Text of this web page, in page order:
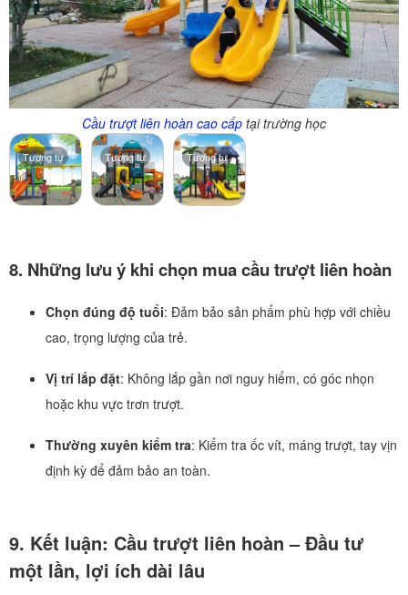
Cầu trượt liên hoàn cao cấp tại trường học
Tương tự Tương tự Tương tự
8. Những lưu ý khi chọn mua cầu trượt liên hoàn
Chọn đúng độ tuổi: Đảm bảo sản phẩm phù hợp với chiều
cao, trọng lượng của trẻ.
Vị trí lắp đặt: Không lắp gần nơi nguy hiểm, có góc nhọn
hoặc khu vực trơn trượt.
Thường xuyên kiểm tra: Kiểm tra ốc vít, máng trượt, tay vịn
định kỳ để đảm bảo an toàn.
9. Kết luận: Cầu trượt liên hoàn – Đầu tư
một lần, lợi ích dài lâu